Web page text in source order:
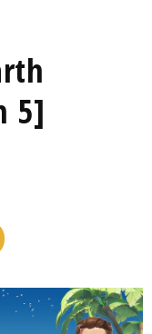
5]